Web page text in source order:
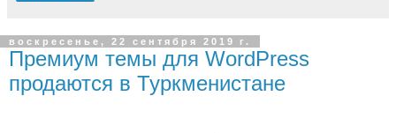
воскресенье, 22 сентября 2019 г.
Премиум темы для WordPress
продаются в Туркменистане